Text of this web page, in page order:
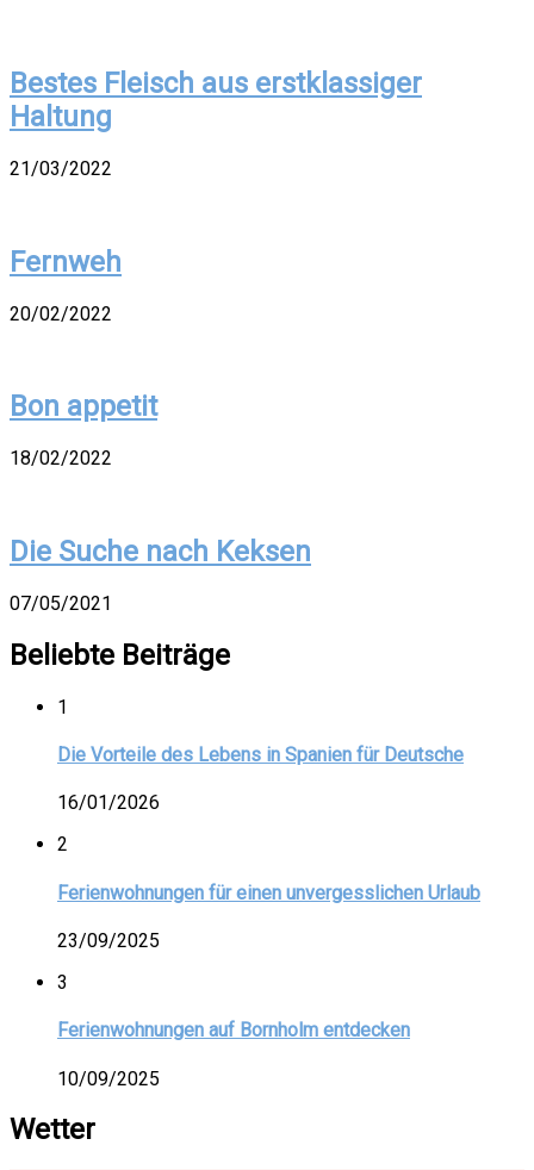
Bestes Fleisch aus erstklassiger
Haltung
21/03/2022
Fernweh
20/02/2022
Bon appetit
18/02/2022
Die Suche nach Keksen
07/05/2021
Beliebte Beiträge
1
Die Vorteile des Lebens in Spanien für Deutsche
16/01/2026
2
Ferienwohnungen für einen unvergesslichen Urlaub
23/09/2025
3
Ferienwohnungen auf Bornholm entdecken
10/09/2025
Wetter